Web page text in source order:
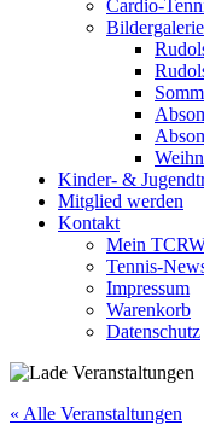
Cardio-
Bildergalerie
Kinder- &
Mitglied werden
Kontakt
Mein
Tennis-
Impressum
Warenkorb
Datenschutz
« Alle Veranstaltungen